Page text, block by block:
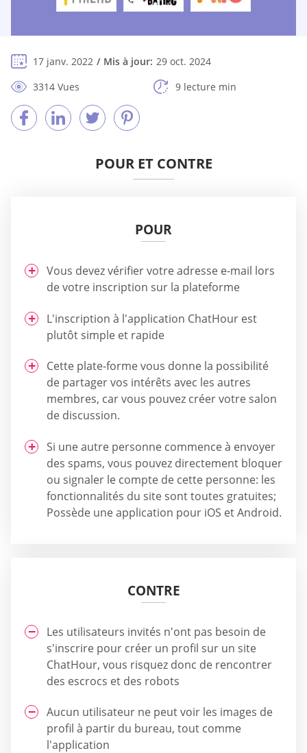
17 janv. 2022 Mis à jour: 29 oct. 2024
3314 Vues
9 lecture min
POUR ET CONTRE
POUR
Vous devez vérifier votre adresse e-mail lors
de votre inscription sur la plateforme
L'inscription à l'application ChatHour est
plutôt simple et rapide
Cette plate-forme vous donne la possibilité
de partager vos intérêts avec les autres
membres, car vous pouvez créer votre salon
de discussion.
Si une autre personne commence à envoyer
des spams, vous pouvez directement bloquer
ou signaler le compte de cette personne: les
fonctionnalités du site sont toutes gratuites;
Possède une application pour iOS et Android.
CONTRE
Les utilisateurs invités n'ont pas besoin de
s'inscrire pour créer un profil sur un site
ChatHour, vous risquez donc de rencontrer
des escrocs et des robots
Aucun utilisateur ne peut voir les images de
profil à partir du bureau, tout comme
l'application